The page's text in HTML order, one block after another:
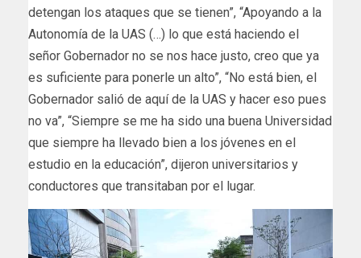
detengan los ataques que se tienen”, “Apoyando a la
Autonomía de la UAS (…) lo que está haciendo el
señor Gobernador no se nos hace justo, creo que ya
es suficiente para ponerle un alto”, “No está bien, el
Gobernador salió de aquí de la UAS y hacer eso pues
no va”, “Siempre se me ha sido una buena Universidad
que siempre ha llevado bien a los jóvenes en el
estudio en la educación”, dijeron universitarios y
conductores que transitaban por el lugar.